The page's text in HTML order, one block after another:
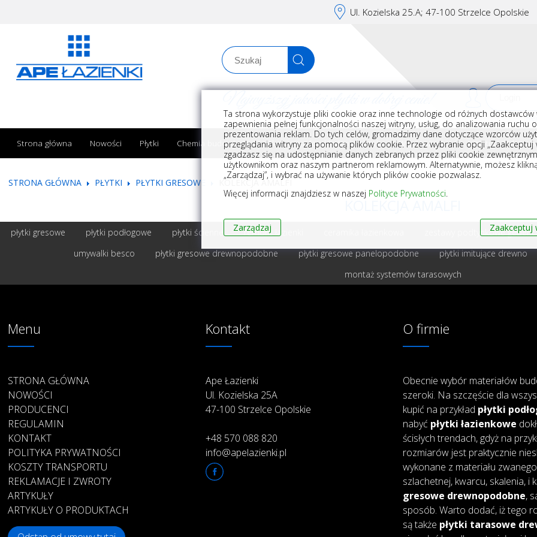
Ul. Kozielska 25.A; 47-100 Strzelce Opolskie
Strona główna Nowości Płytki Chemia budowlana Akcesoria do układania płytek Wyposażenie Armatura i
STRONA GŁÓWNA PŁYTKI PŁYTKI GRESOWE KOLEKCJA AMALFI
KOLEKCJA AMALFI
płytki gresowe płytki podłogowe płytki ścienne remont łazienki zestawy podtynkowe geberit
umywalki besco
płytki gresowe drewnopodobne płytki gresowe panelopodobne płytki imitujące drewno
montaż systemów tarasowych
Menu
STRONA GŁÓWNA
NOWOŚCI
PRODUCENCI
REGULAMIN
KONTAKT
POLITYKA PRYWATNOŚCI
KOSZTY TRANSPORTU
REKLAMACJE I ZWROTY
ARTYKUŁY
ARTYKUŁY O PRODUKTACH
Kontakt
Ape Łazienki
Ul. Kozielska 25A
47-100 Strzelce Opolskie
+48 570 088 820
info@apelazienki.pl
O firmie
Obecnie wybór materiałów
szeroki. Na szczęście dla
kupić na przykład płytki
nabyć płytki łazienkowe
ścisłych trendach, gdyż na
rozmiarów jest praktycznie
wykonane z materiału
szlachetnej, kwarcu, skalenia, i
gresowe drewnopodobne,
sposób. Warto dodać, iż tego
są także płytki tarasowe
Ta strona wykorzystuje pliki cookie oraz inne technologie od różnych dostawców
zapewnienia pełnej funkcjonalności naszej witryny, usług, do analizowania ruchu
prezentowania reklam. Do tych celów, gromadzimy dane dotyczące wzorców
przeglądania witryny za pomocą plików cookie. Przez wybranie opcji „Zaakceptuj
zgadzasz się na udostępnianie danych zebranych przez pliki cookie zewnętrznym
użytkownikom oraz naszym partnerom reklamowym. Alternatywnie, możesz
„Zarządzaj”, i wybrać na używanie których plików cookie pozwalasz.
Więcej informacji znajdziesz w naszej Polityce Prywatności.
Zarządzaj Zaakceptuj